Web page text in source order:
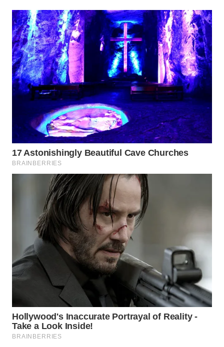
WN
DANAU
TOBA
WN
NIAS
WN
LANGKAT
WN
TAPANULI
SELATAN
LESUNG
KARO
WN
SIMALUNGUN
LABUHANBATU
WN